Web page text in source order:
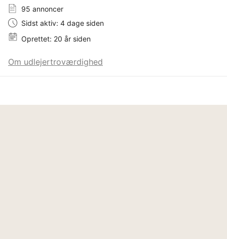
95 annoncer
Sidst aktiv: 4 dage siden
Oprettet: 20 år siden
Om udlejertroværdighed